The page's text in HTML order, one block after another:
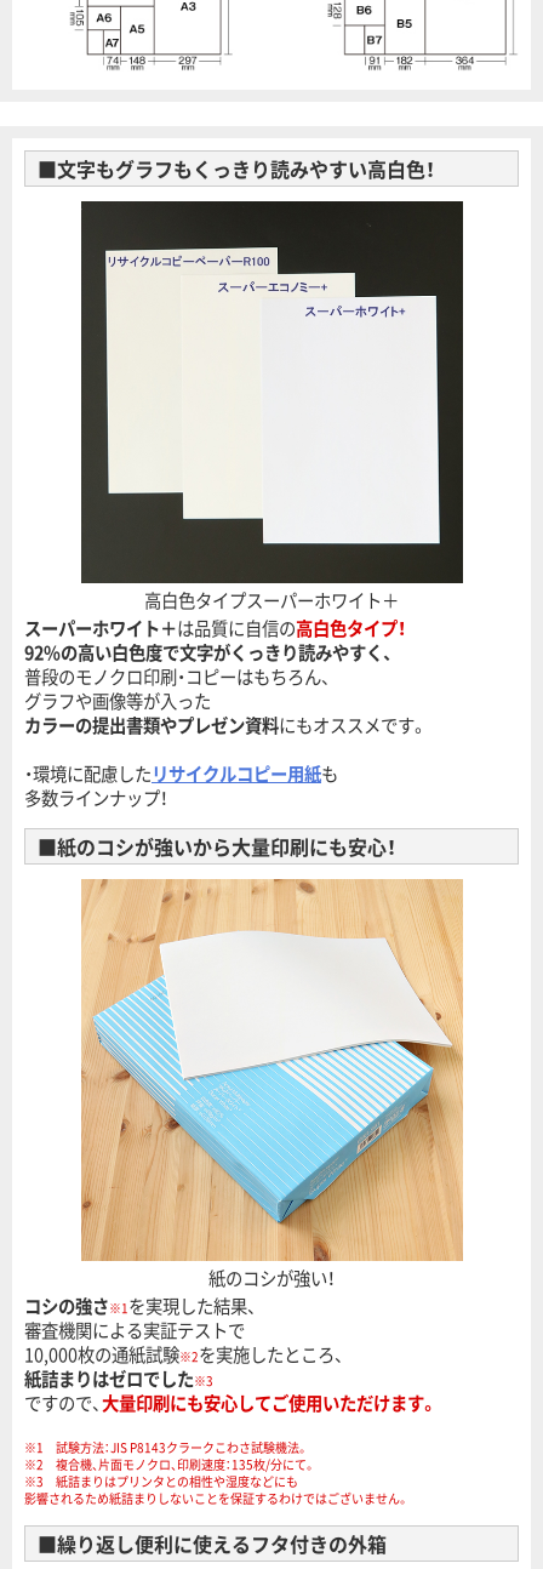
■文字もグラフもくっきり読みやすい高白色！
高白色タイプスーパーホワイト＋
スーパーホワイト＋は品質に自信の高白色タイプ！
92%の高い白色度で文字がくっきり読みやすく、
普段のモノクロ印刷・コピーはもちろん、
グラフや画像等が入った
カラーの提出書類やプレゼン資料にもオススメです。
・環境に配慮したリサイクルコピー用紙も
多数ラインナップ！
■紙のコシが強いから大量印刷にも安心！
紙のコシが強い！
コシの強さ※1を実現した結果、
審査機関による実証テストで
10,000枚の通紙試験※2を実施したところ、
紙詰まりはゼロでした※3
ですので、大量印刷にも安心してご使用いただけます。
※1 試験方法：JIS P8143クラークこわさ試験機法。
※2 複合機、片面モノクロ、印刷速度：135枚/分にて。
※3 紙詰まりはプリンタとの相性や湿度などにも
影響されるため紙詰まりしないことを保証するわけではございません。
■繰り返し便利に使えるフタ付きの外箱